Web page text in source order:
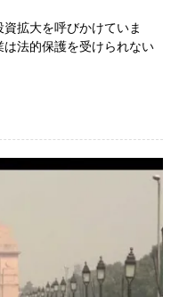
拡大を呼びかけていま
法的保護を受けられない